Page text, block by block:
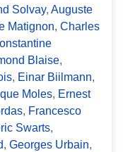
Solvay, Auguste
Matignon, Charles
Blaise,
, Einar Biilmann,
Moles, Ernest
, Francesco
Swarts,
, Georges Urbain,